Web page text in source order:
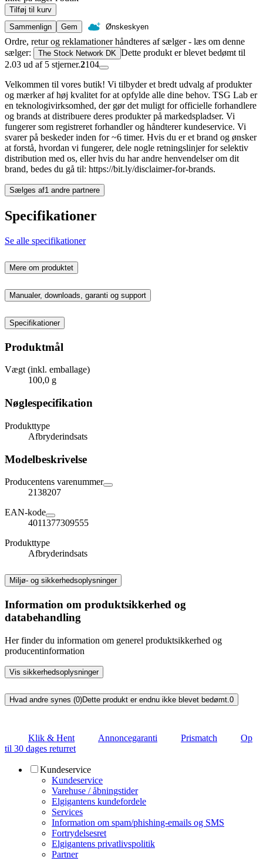
Tilføj til kurv
Sammenlign
Gem Ønskeskyen
Ordre, retur og reklamationer håndteres af sælger - læs om denne
sælger:
The Stock Network DK Dette produkt er blevet bedømt til
2.03 ud af 5 stjerner.2104
Velkommen til vores butik! Vi tilbyder et bredt udvalg af produkter
og mærker af høj kvalitet for at opfylde alle dine behov. TSG Lab er
en teknologivirksomhed, der gør det muligt for officielle forhandlere
og brands at distribuere deres produkter på markedspladser. Vi
fungerer som registreret forhandler og håndterer kundeservice. Vi
svarer på beskeder inden for ~6 timer. Hvis du er et brand og ønsker
at forstå, hvordan vi fungerer, dele nogle retningslinjer for selektiv
distribution med os, eller hvis du har andre henvendelser om dit
brand, bedes du gå til: https://bit.ly/disclaimer-for-brands.
Sælges af1 andre partnere
Specifikationer
Se alle specifikationer
Mere om produktet
Manualer, downloads, garanti og support
Specifikationer
Produktmål
Vægt (inkl. emballage)
100,0 g
Nøglespecifikation
Produkttype
Afbryderindsats
Modelbeskrivelse
Producentens varenummer
2138207
EAN-kode
4011377309555
Produkttype
Afbryderindsats
Miljø- og sikkerhedsoplysninger
Information om produktsikkerhed og
databehandling
Her finder du information om generel produktsikkerhed og
producentinformation
Vis sikkerhedsoplysninger
Hvad andre synes (0)Dette produkt er endnu ikke blevet bedømt. 0
Klik & Hent Annoncegaranti Prismatch
Op
til 30 dages returret
Kundeservice
Kundeservice
Varehuse / åbningstider
Elgigantens kundefordele
Services
Information om spam/phishing-emails og SMS
Fortrydelsesret
Elgigantens privatlivspolitik
Partner